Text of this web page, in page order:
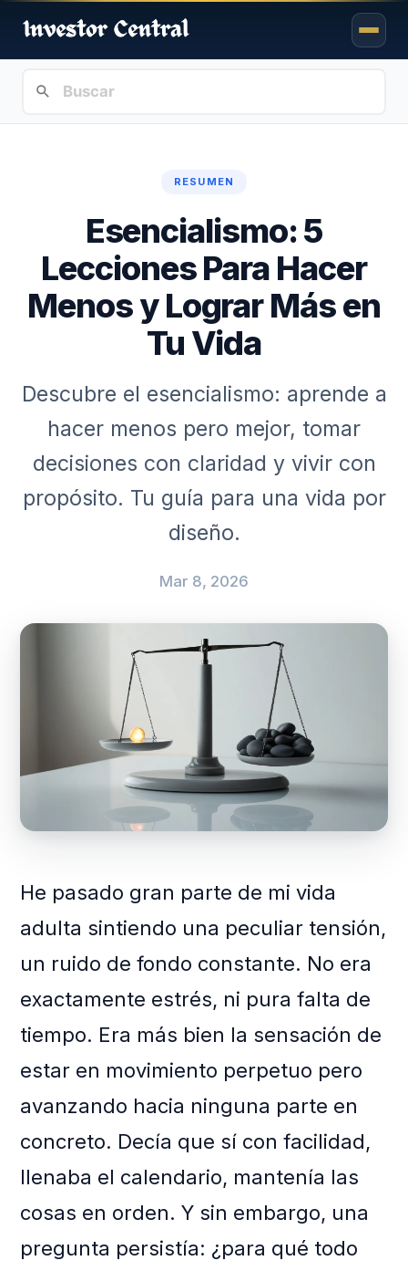
RESUMEN
Esencialismo: 5
Lecciones Para Hacer
Menos y Lograr Más en
Tu Vida
Descubre el esencialismo: aprende a
hacer menos pero mejor, tomar
decisiones con claridad y vivir con
propósito. Tu guía para una vida por
diseño.
Mar 8, 2026
He pasado gran parte de mi vida
adulta sintiendo una peculiar tensión,
un ruido de fondo constante. No era
exactamente estrés, ni pura falta de
tiempo. Era más bien la sensación de
estar en movimiento perpetuo pero
avanzando hacia ninguna parte en
concreto. Decía que sí con facilidad,
llenaba el calendario, mantenía las
cosas en orden. Y sin embargo, una
pregunta persistía: ¿para qué todo